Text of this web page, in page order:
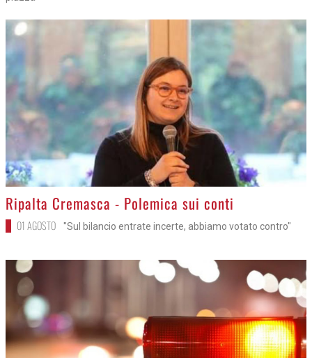
>
Ripalta Cremasca - Polemica sui conti
01 AGOSTO "Sul bilancio entrate incerte, abbiamo votato contro"